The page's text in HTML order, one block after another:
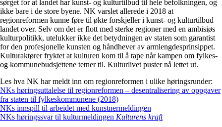
sørget for at landet har kunst- og kulturtilbud til hele befolkningen, og
ikke bare i de store byene. NK varslet allerede i 2018 at
regionreformen kunne føre til økte forskjeller i kunst- og kulturtilbud
landet over. Selv om det er flott med sterke regioner med en ambisiøs
kulturpolitikk, utelukker ikke det betydningen av staten som garantist
for den profesjonelle kunsten og håndhever av armlengdesprinsippet.
Kulturaktører fryktet at kulturen kom til å tape når kampen om fylkes-
og kommunebudsjettene tetner til. Kulturlivet puster nå lettet ut.
Les hva NK har meldt inn om regionreformen i ulike høringsrunder:
NKs høringsuttalelse til regionreformen – desentralisering av oppgaver
fra staten til fylkeskommunene (2018)
NKs innspill til arbeidet med kunstnermeldingen
NKs høringssvar til kulturmeldingen Kulturens kraft